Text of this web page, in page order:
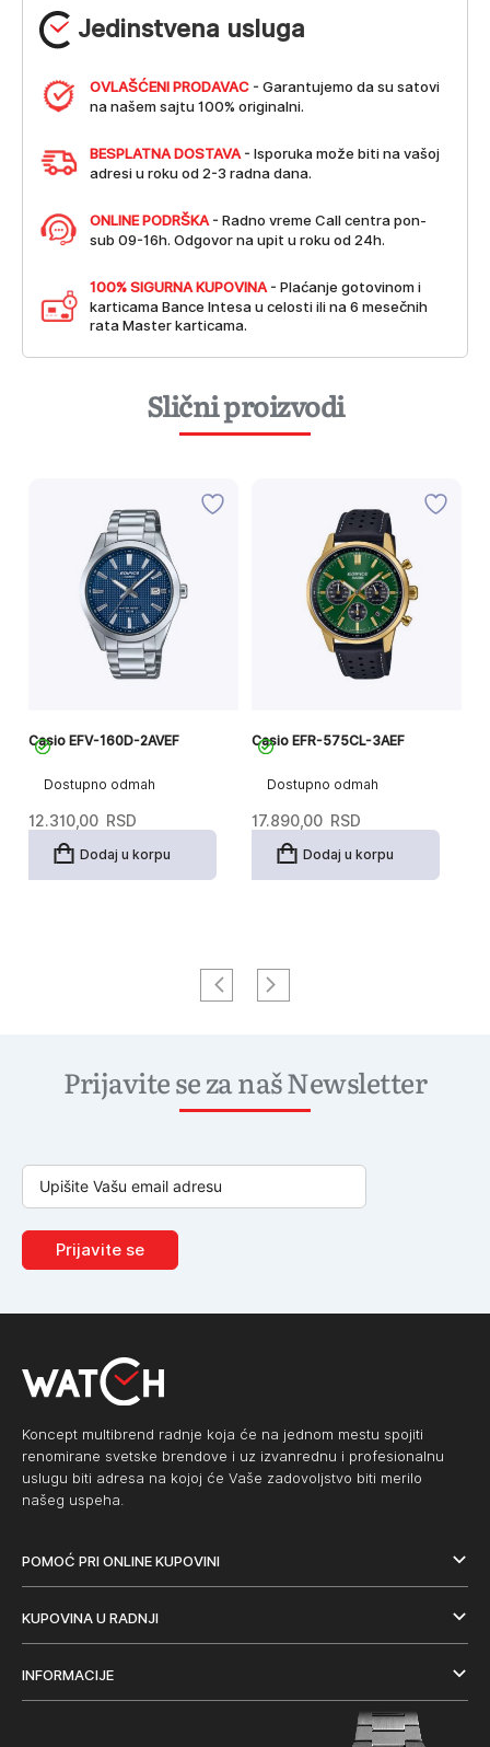
Jedinstvena usluga
OVLAŠĆENI PRODAVAC - Garantujemo da su satovi
na našem sajtu 100% originalni.
BESPLATNA DOSTAVA - Isporuka može biti na vašoj
adresi u roku od 2-3 radna dana.
ONLINE PODRŠKA - Radno vreme Call centra pon-
sub 09-16h. Odgovor na upit u roku od 24h.
100% SIGURNA KUPOVINA - Plaćanje gotovinom i
karticama Bance Intesa u celosti ili na 6 mesečnih
rata Master karticama.
Slični proizvodi
Dostupno odmah
Casio EFV-160D-2AVEF
12.310,00 RSD
Dodaj u korpu
Dostupno odmah
Casio EFR-575CL-3AEF
17.890,00 RSD
Dodaj u korpu
Prijavite se za naš Newsletter
Prijavite se
Koncept multibrend radnje koja će na jednom mestu spojiti
renomirane svetske brendove i uz izvanrednu i profesionalnu
uslugu biti adresa na kojoj će Vaše zadovoljstvo biti merilo
našeg uspeha.
POMOĆ PRI ONLINE KUPOVINI
KUPOVINA U RADNJI
INFORMACIJE